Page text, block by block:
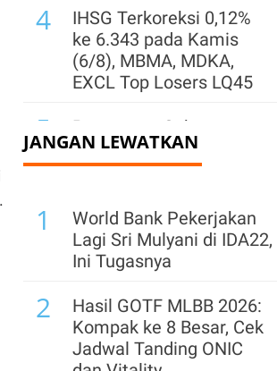
4
IHSG Terkoreksi 0,12%
ke 6.343 pada Kamis
(6/8), MBMA, MDKA,
EXCL Top Losers LQ45
5
Pemegang Saham
Sentul City (BKSL) Jual
1,32 Miliar Saham Saat
6
Simak Rekomendasi
Teknikal Saham ENRG,
AADI, dan AMRT untuk
Jumat (7/8)
Kinerja Surya Semesta
Internusa (SSIA) Pulih
JANGAN LEWATKAN
1
World Bank Pekerjakan
Lagi Sri Mulyani di IDA22,
Ini Tugasnya
2
Hasil GOTF MLBB 2026:
Kompak ke 8 Besar, Cek
Jadwal Tanding ONIC